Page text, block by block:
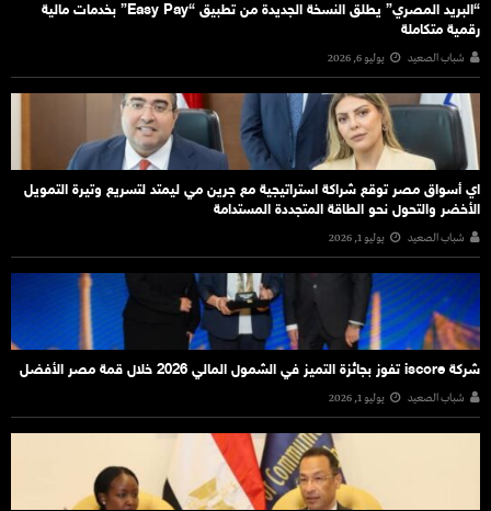
“البريد المصري” يطلق النسخة الجديدة من تطبيق “Easy Pay” بخدمات مالية
رقمية متكاملة
شباب الصعيد يوليو 6, 2026
اي أسواق مصر توقع شراكة استراتيجية مع جرين مي ليمتد لتسريع وتيرة التمويل
الأخضر والتحول نحو الطاقة المتجددة المستدامة
شباب الصعيد يوليو 1, 2026
شركة iscore تفوز بجائزة التميز في الشمول المالي 2026 خلال قمة مصر الأفضل
شباب الصعيد يوليو 1, 2026